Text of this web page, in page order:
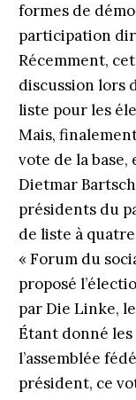
formes de
participation
Récemment,
discussion lors
liste pour les
Mais,
vote de la
Dietmar
présidents du
de liste à
« Forum du
proposé
par Die Linke,
Étant donné
l’assemblée
président, ce